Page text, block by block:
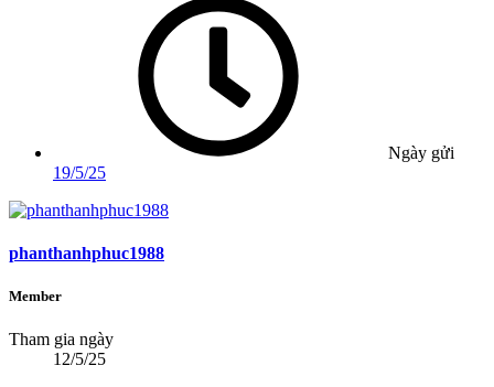
Ngày gửi
19/5/25
phanthanhphuc1988
Member
Tham gia ngày
12/5/25